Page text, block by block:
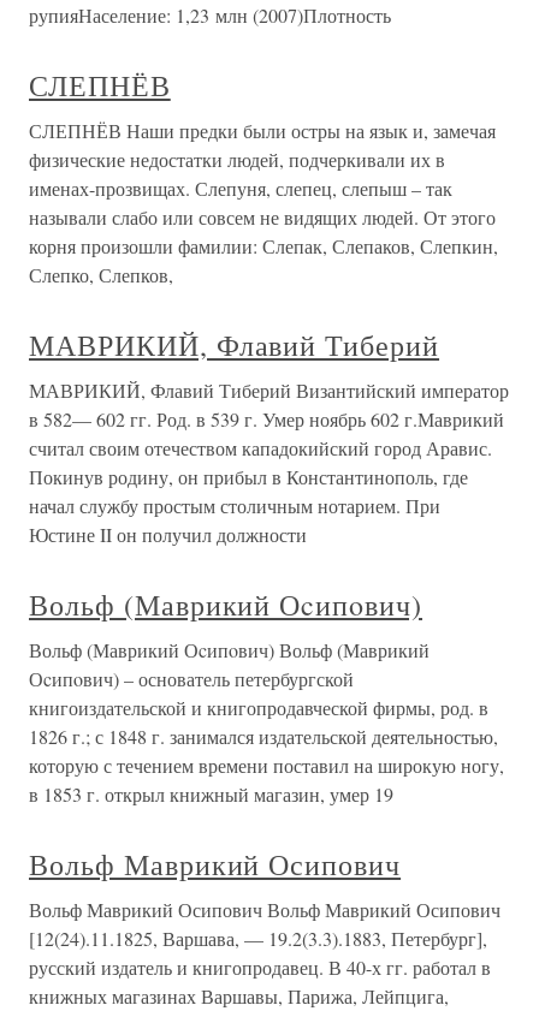
рупияНаселение: 1,23 млн (2007)Плотность
СЛЕПНЁВ
СЛЕПНЁВ Наши предки были остры на язык и, замечая
физические недостатки людей, подчеркивали их в
именах-прозвищах. Слепуня, слепец, слепыш – так
называли слабо или совсем не видящих людей. От этого
корня произошли фамилии: Слепак, Слепаков, Слепкин,
Слепко, Слепков,
МАВРИКИЙ, Флавий Тиберий
МАВРИКИЙ, Флавий Тиберий Византийский император
в 582— 602 гг. Род. в 539 г. Умер ноябрь 602 г.Маврикий
считал своим отечеством кападокийский город Аравис.
Покинув родину, он прибыл в Константинополь, где
начал службу простым столичным нотарием. При
Юстине II он получил должности
Вольф (Маврикий Оcипoвич)
Вольф (Маврикий Оcипoвич) Вольф (Маврикий
Оcипoвич) – основатель петербургской
книгоиздательской и книгопродавческой фирмы, род. в
1826 г.; с 1848 г. занимался издательской деятельностью,
которую с течением времени поставил на широкую ногу,
в 1853 г. открыл книжный магазин, умер 19
Вольф Маврикий Осипович
Вольф Маврикий Осипович Вольф Маврикий Осипович
[12(24).11.1825, Варшава, — 19.2(3.3).1883, Петербург],
русский издатель и книгопродавец. В 40-х гг. работал в
книжных магазинах Варшавы, Парижа, Лейпцига,